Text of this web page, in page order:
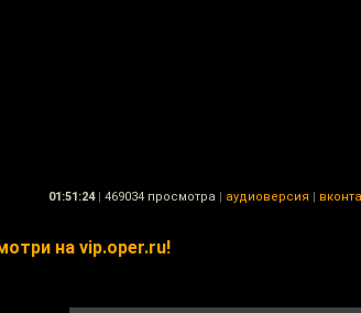
01:51:24 | 469034 просмотра | аудиоверсия |
на vip.oper.ru!